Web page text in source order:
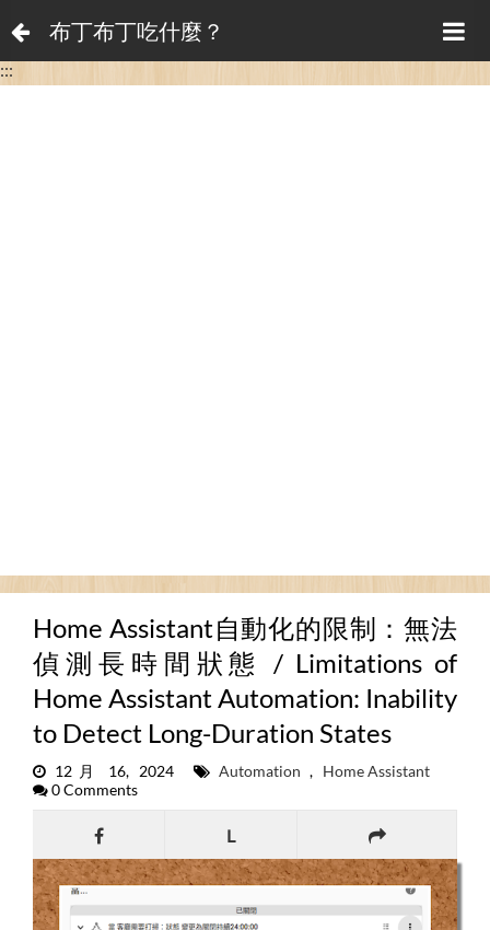
布丁布丁吃什麼？
:::
Home Assistant自動化的限制：無法
偵測長時間狀態 / Limitations of
Home Assistant Automation: Inability
to Detect Long-Duration States
12月 16, 2024 Automation , Home Assistant
0 Comments
L